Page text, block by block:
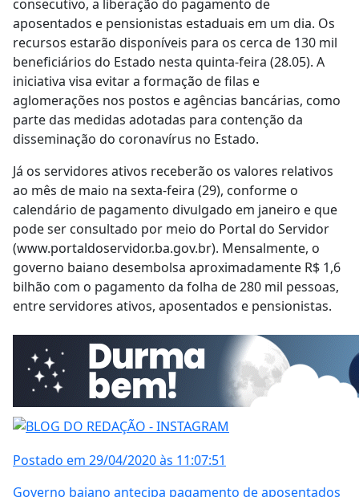
consecutivo, a liberação do pagamento de
aposentados e pensionistas estaduais em um dia. Os
recursos estarão disponíveis para os cerca de 130 mil
beneficiários do Estado nesta quinta-feira (28.05). A
iniciativa visa evitar a formação de filas e
aglomerações nos postos e agências bancárias, como
parte das medidas adotadas para contenção da
disseminação do coronavírus no Estado.
Já os servidores ativos receberão os valores relativos
ao mês de maio na sexta-feira (29), conforme o
calendário de pagamento divulgado em janeiro e que
pode ser consultado por meio do Portal do Servidor
(www.portaldoservidor.ba.gov.br). Mensalmente, o
governo baiano desembolsa aproximadamente R$ 1,6
bilhão com o pagamento da folha de 280 mil pessoas,
entre servidores ativos, aposentados e pensionistas.
Postado em 29/04/2020 às 11:07:51
Governo baiano antecipa pagamento de aposentados